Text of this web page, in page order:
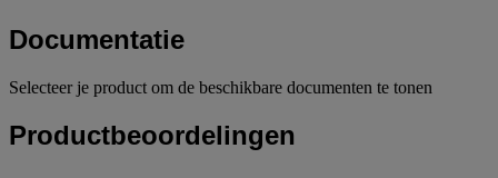
Documentatie
Selecteer je product om de beschikbare documenten te tonen
Productbeoordelingen